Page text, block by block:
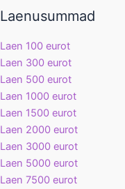
Laenusummad
Laen 100 eurot
Laen 300 eurot
Laen 500 eurot
Laen 1000 eurot
Laen 1500 eurot
Laen 2000 eurot
Laen 3000 eurot
Laen 5000 eurot
Laen 7500 eurot